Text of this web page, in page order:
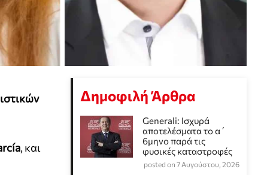
, και
Δημοφιλή Άρθρα
Generali: Ισχυρά
αποτελέσματα το α΄
6μηνο παρά τις
φυσικές καταστροφές
posted on 7 Αυγούστου, 2026